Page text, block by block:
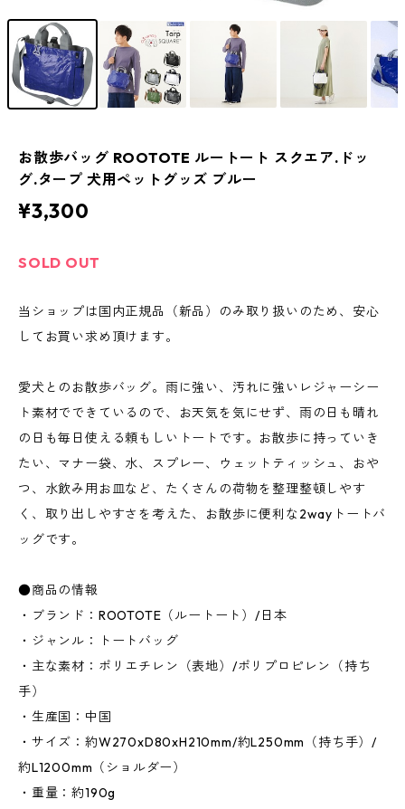
お散歩バッグ ROOTOTE ルートート スクエア.ドッ
グ.タープ 犬用ペットグッズ ブルー
¥3,300
SOLD OUT
当ショップは国内正規品（新品）のみ取り扱いのため、安心
してお買い求め頂けます。
愛犬とのお散歩バッグ。雨に強い、汚れに強いレジャーシー
ト素材でできているので、お天気を気にせず、雨の日も晴れ
の日も毎日使える頼もしいトートです。お散歩に持っていき
たい、マナー袋、水、スプレー、ウェットティッシュ、おや
つ、水飲み用お皿など、たくさんの荷物を整理整頓しやす
く、取り出しやすさを考えた、お散歩に便利な2wayトートバ
ッグです。
●商品の情報
・ブランド：ROOTOTE（ルートート）/日本
・ジャンル：トートバッグ
・主な素材：ポリエチレン（表地）/ポリプロピレン（持ち
手）
・生産国：中国
・サイズ：約W270xD80xH210mm/約L250mm（持ち手）/
約L1200mm（ショルダー）
・重量：約190g